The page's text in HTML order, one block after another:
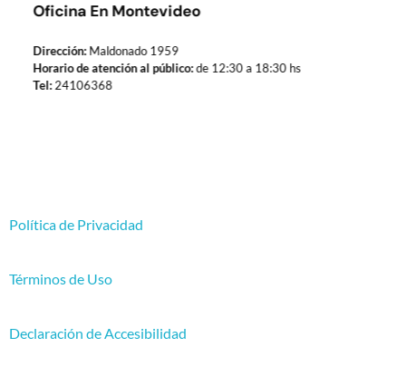
Oficina En Montevideo
Dirección:Maldonado 1959
Horario de atención al público:de 12:30 a 18:30 hs
Tel:24106368
Política de Privacidad
Términos de Uso
Declaración de Accesibilidad